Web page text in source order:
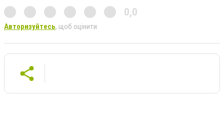
0,0
Авторизуйтесь, щоб оцінити